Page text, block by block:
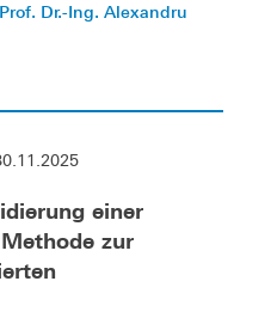
Prof. Dr.-Ing. Alexandru
einer
zur